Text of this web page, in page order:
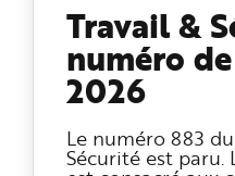
Travail &
numéro
2026
Le numéro 883
Sécurité est paru.